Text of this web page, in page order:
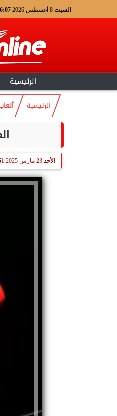
السبت 06:07
الرئيسية
الرئيسية
الأحد 23 مارس 2025